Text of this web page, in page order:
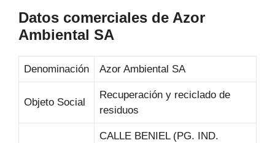
Datos comerciales de Azor
Ambiental SA
Denominación Azor Ambiental SA
Objeto Social
Recuperación y reciclado de
residuos
CALLE BENIEL (PG. IND.